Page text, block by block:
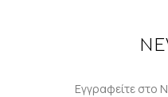
Εγγραφείτε στο